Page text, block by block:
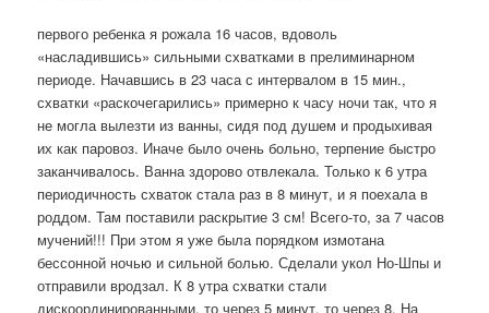
первого ребенка я рожала 16 часов, вдоволь
«насладившись» сильными схватками в прелиминарном
периоде. Начавшись в 23 часа с интервалом в 15 мин.,
схватки «раскочегарились» примерно к часу ночи так, что я
не могла вылезти из ванны, сидя под душем и продыхивая
их как паровоз. Иначе было очень больно, терпение быстро
заканчивалось. Ванна здорово отвлекала. Только к 6 утра
периодичность схваток стала раз в 8 минут, и я поехала в
роддом. Там поставили раскрытие 3 см! Всего-то, за 7 часов
мучений!!! При этом я уже была порядком измотана
бессонной ночью и сильной болью. Сделали укол Но-Шпы и
отправили вродзал. К 8 утра схватки стали
дискоординированными, то через 5 минут, то через 8. На